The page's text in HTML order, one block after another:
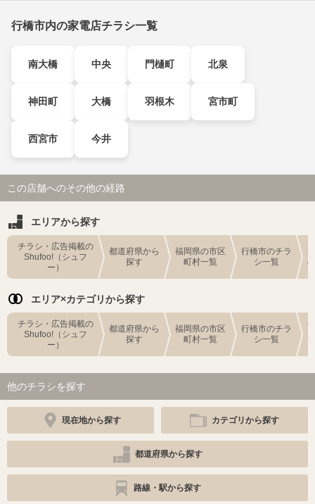
行橋市内の家電店チラシ一覧
南大橋 中央 門樋町 北泉
神田町 大橋 羽根木 宮市町
西宮市 今井
この店舗へのその他の経路
エリアから探す
チラシ・広告掲載の
Shufoo!（シュフ
ー）
都道府県から
探す
福岡県の市区
町村一覧
行橋市のチラ
シ一覧
エリア×カテゴリから探す
チラシ・広告掲載の
Shufoo!（シュフ
ー）
都道府県から
探す
福岡県の市区
町村一覧
行橋市のチラ
シ一覧
他のチラシを探す
現在地から探す カテゴリから探す
都道府県から探す
路線・駅から探す